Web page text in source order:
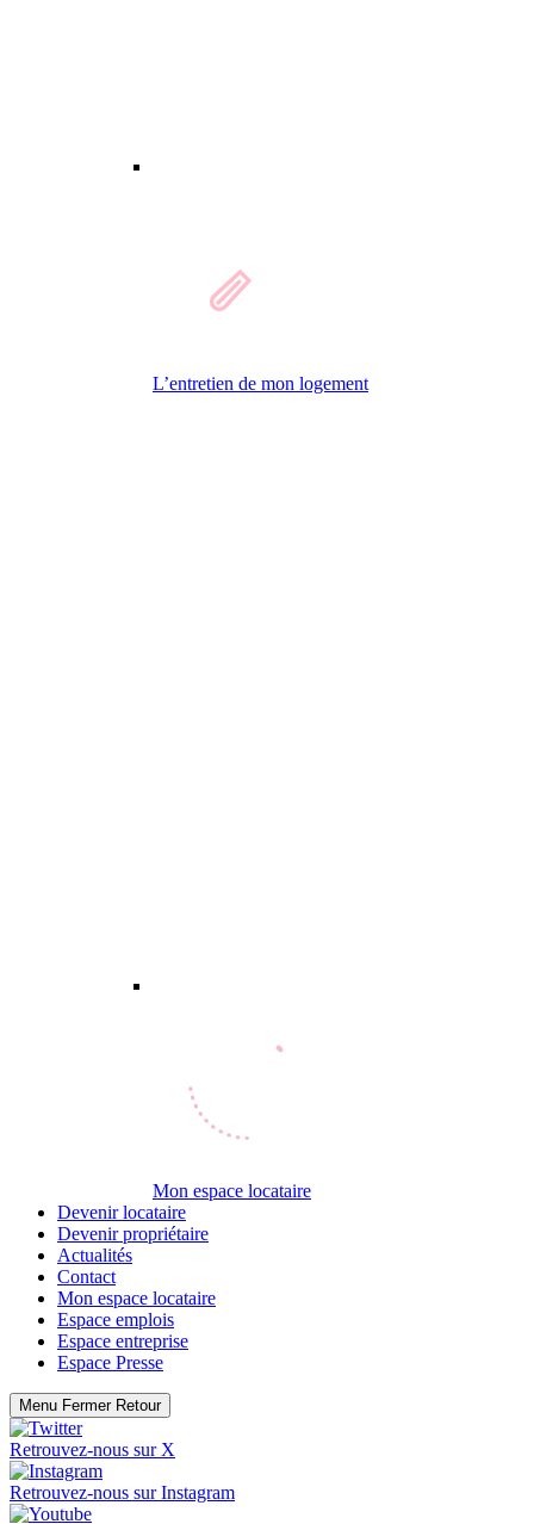
L’entretien de mon logement
Mon espace locataire
Devenir locataire
Devenir propriétaire
Actualités
Contact
Mon espace locataire
Espace emplois
Espace entreprise
Espace Presse
Menu Fermer Retour
Retrouvez-nous sur X
Retrouvez-nous surInstagram